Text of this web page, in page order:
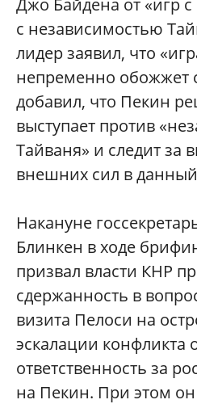
Джо Байдена от «игр
с независимостью
лидер заявил, что
непременно обожжет
добавил, что Пекин
выступает против
Тайваня» и следит за
внешних сил в
Накануне
Блинкен в ходе
призвал власти КНР
сдержанность в
визита Пелоси на
эскалации конфликта
ответственность за
на Пекин. При этом